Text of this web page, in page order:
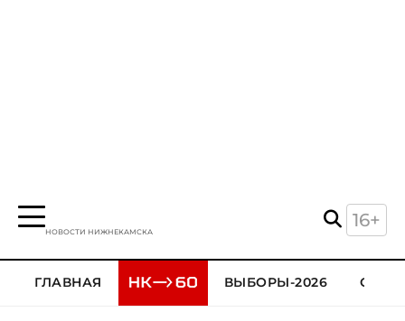
НОВОСТИ НИЖНЕКАМСКА
16+
ГЛАВНАЯ ВЫБОРЫ-2026